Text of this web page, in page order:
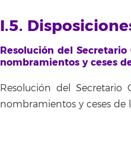
I.5.
Resolución del
nombramientos y ceses
Resolución del
nombramientos y ceses de